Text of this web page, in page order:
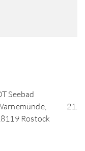
Seebad
Rostock